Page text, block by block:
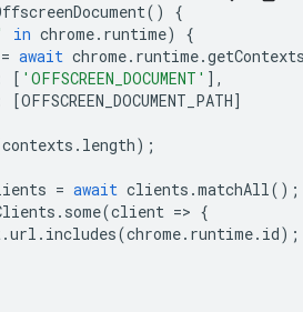
()
{
in chrome. runtime)
{
= await chrome. runtime.
[ 'OFFSCREEN_DOCUMENT' ],
[OFFSCREEN_DOCUMENT_PATH]
contexts . length);
= await clients .matchAll();
. some(client => {
.url . includes(chrome. runtime. id);